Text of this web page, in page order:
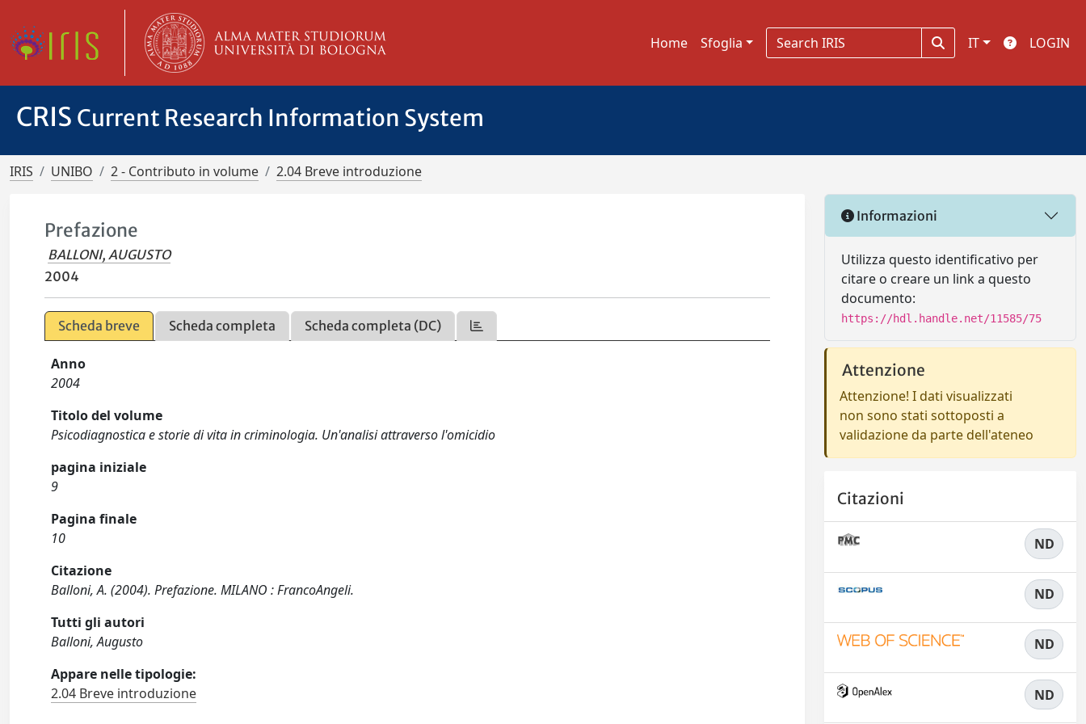
Home Sfoglia IT LOGIN
CRIS Current Research Information System
IRIS UNIBO 2 - Contributo in volume 2.04 Breve introduzione
Prefazione
BALLONI, AUGUSTO
2004
Scheda breve Scheda completa Scheda completa (DC)
Anno
2004
Titolo del volume
Psicodiagnostica e storie di vita in criminologia. Un'analisi attraverso l'omicidio
pagina iniziale
9
Pagina finale
10
Citazione
Balloni, A. (2004). Prefazione. MILANO : FrancoAngeli.
Tutti gli autori
Balloni, Augusto
Appare nelle tipologie:
2.04 Breve introduzione
Informazioni
Utilizza questo identificativo per
citare o creare un link a questo
documento:
https://hdl.handle.net/11585/75
Attenzione
Attenzione! I dati visualizzati
non sono stati sottoposti a
validazione da parte dell'ateneo
Citazioni
ND
ND
ND
ND